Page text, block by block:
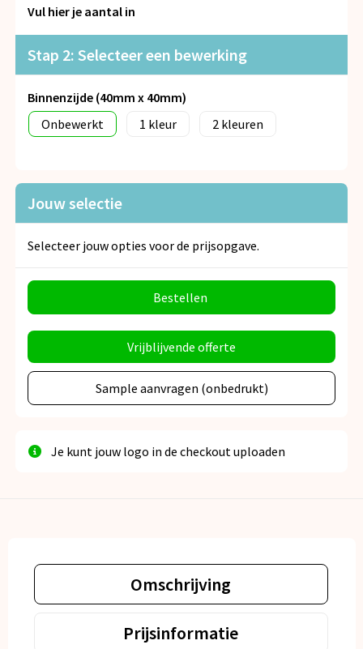
Snoepgoed
Spellen voor binnen en buiten
Veiligheid, Auto en Fiets
Vrije tijd en Strand
Vul hier je aantal in
Stap 2: Selecteer een bewerking
Binnenzijde (40mm x 40mm)
Onbewerkt
1 2
Jouw selectie
Selecteer jouw opties voor de prijsopgave.
Bestellen
Vrijblijvende offerte
Sample aanvragen (onbedrukt)
Je kunt jouw logo in de checkout uploaden
Omschrijving
Prijsinformatie